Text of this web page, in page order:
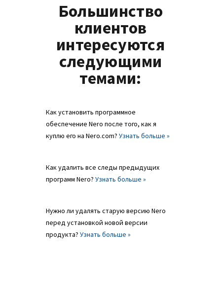
Большинство
клиентов
интересуются
следующими
темами:
Как установить программное
обеспечение Nero после того, как я
куплю его на Nero.com? Узнать больше »
Как удалить все следы предыдущих
программ Nero? Узнать больше »
Нужно ли удалять старую версию Nero
перед установкой новой версии
продукта? Узнать больше »